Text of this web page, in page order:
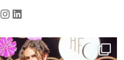
Instagram
LinkedIn